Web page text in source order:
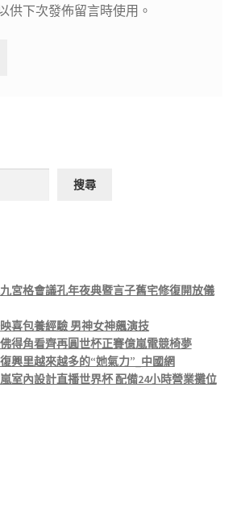
供下次發佈留言時使用。
搜尋
宮格會議孔年夜典暨言子舊宅修復開放儀
喜包養經驗 男神女神飆演技
得角看齊再圓世杯正賽億嵐電競椅夢
興里越來越多的“她氣力”_中國網
室內設計直播世界杯 配備24小時營業攤位